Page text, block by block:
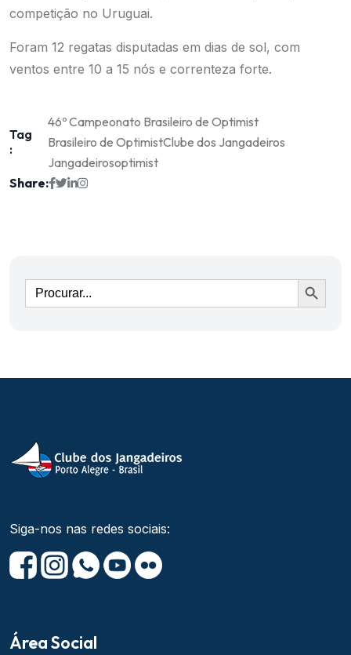
competição no Uruguai.
Foram 12 regatas disputadas em dias de sol, com
ventos entre 10 a 15 nós e correnteza forte.
Tag
:
46º Campeonato Brasileiro de Optimist
Brasileiro de OptimistClube dos Jangadeiros
Jangadeirosoptimist
Share:
Ir
Siga-nos nas redes sociais:
Área Social